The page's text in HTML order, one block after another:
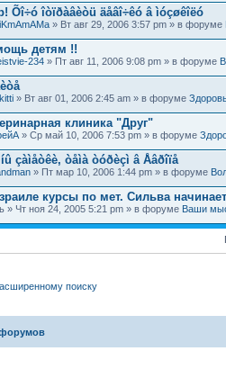
Õî÷ó îòïðàâèòü äåâî÷êó â ìóçøêîëó
» Вт авг 29, 2006 3:57 pm » в форуме
детям !!
234 » Пт авг 11, 2006 9:08 pm » в форуме
» Вт авг 01, 2006 2:45 am » в форуме
клиника "Друг"
» Ср май 10, 2006 7:53 pm » в форуме
çàìåòêè, òåìà òóðèçì â Åâðîïå
» Пт мар 10, 2006 1:44 pm » в форуме
курсы по мет. Сильва
» Чт ноя 24, 2005 5:21 pm » в форуме Ваши
поиску